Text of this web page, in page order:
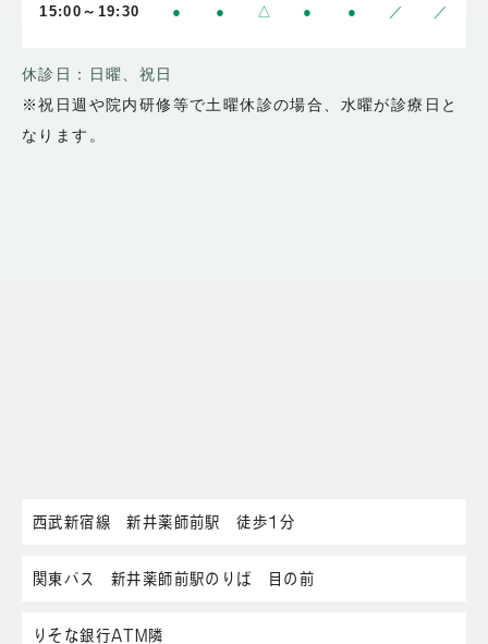
15:00～19:30 ● ● △ ● ● ／ ／
休診日：日曜、祝日
※祝日週や院内研修等で土曜休診の場合、水曜が診療日と
なります。
西武新宿線 新井薬師前駅 徒歩1分
関東バス 新井薬師前駅のりば 目の前
りそな銀行ATM隣